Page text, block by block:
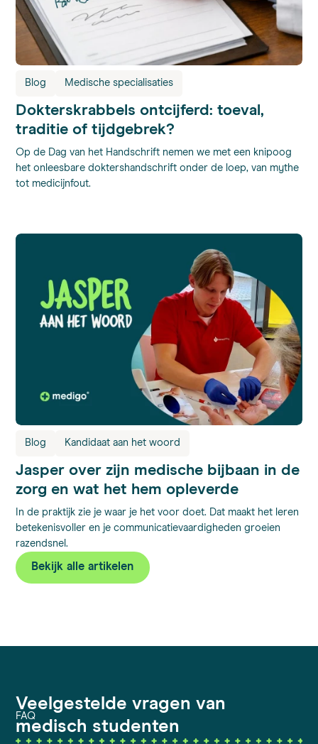
Blog Medische specialisaties
Dokterskrabbels ontcijferd: toeval,
traditie of tijdgebrek?
Op de Dag van het Handschrift nemen we met een knipoog
het onleesbare doktershandschrift onder de loep, van mythe
tot medicijnfout.
Blog Kandidaat aan het woord
Jasper over zijn medische bijbaan in de
zorg en wat het hem opleverde
In de praktijk zie je waar je het voor doet. Dat maakt het leren
betekenisvoller en je communicatievaardigheden groeien
razendsnel.
Bekijk alle artikelen
FAQ
Veelgestelde vragen van
medisch studenten